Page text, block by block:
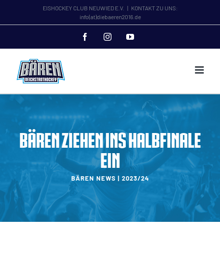
EISHOCKEY CLUB NEUWIED E.V. | KONTAKT ZU UNS:
info(at)diebaeren2016.de
FacebookInstagramYouTube
Bären ziehen ins Halbfinale
ein
BÄREN NEWS | 2023/24